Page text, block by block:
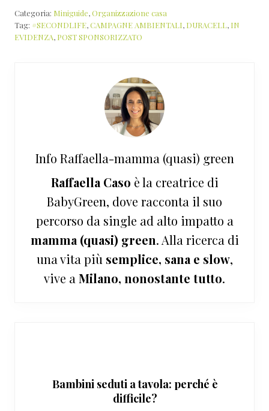
Categoria: Miniguide,Organizzazione casa
Tag: #SECONDLIFE,CAMPAGNE AMBIENTALI, DURACELL, IN
EVIDENZA, POST SPONSORIZZATO
Info Raffaella-mamma (quasi) green
Raffaella Caso è la creatrice di
BabyGreen, dove racconta il suo
percorso da single ad alto impatto a
mamma (quasi) green. Alla ricerca di
una vita più semplice, sana e slow,
vive aMilano, nonostante tutto.
Bambini seduti a tavola: perché è
difficile?